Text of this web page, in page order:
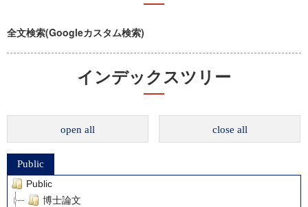
全文検索(Googleカスタム検索)
インデックスツリー
open all close all
Public
Public
博士論文